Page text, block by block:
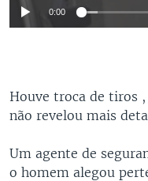
0:00
Houve troca de tiros
não revelou mais
Um agente de
o homem alegou